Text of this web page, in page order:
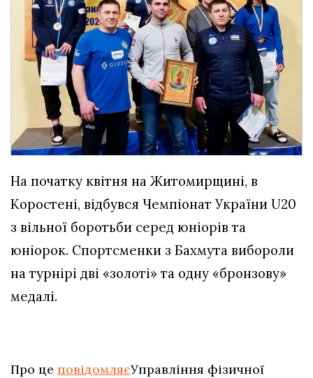
На початку квітня на Житомирщині, в
Коростені, відбувся Чемпіонат України U20
з вільної боротьби серед юніорів та
юніорок. Спортсменки з Бахмута вибороли
на турнірі дві «золоті» та одну «бронзову»
медалі.
Про це повідомляєУправління фізичної